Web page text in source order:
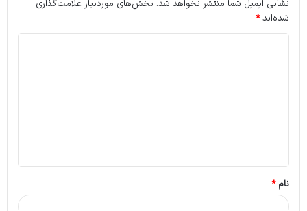
نشانی ایمیل شما منتشر نخواهد شد. بخش‌های موردنیاز علامت‌گذاری
شده‌اند*
*
نام*